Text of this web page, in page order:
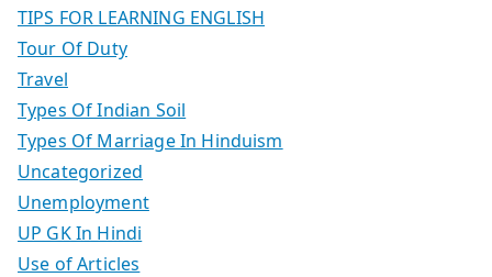
TIPS FOR LEARNING ENGLISH
Tour Of Duty
Travel
Types Of Indian Soil
Types Of Marriage In Hinduism
Uncategorized
Unemployment
UP GK In Hindi
Use of Articles